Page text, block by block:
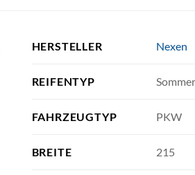
HERSTELLER Nexen
REIFENTYP
FAHRZEUGTYP PKW
BREITE 215